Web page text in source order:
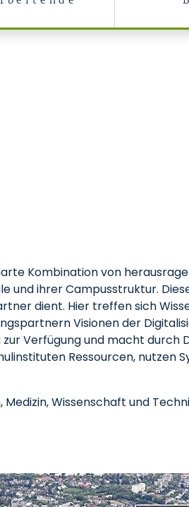
Kombination von
und ihrer Campusstruktur.
dient. Hier treffen sich
Visionen der
Verfügung​ und macht
Ressourcen, nutzen
Wissenschaft und